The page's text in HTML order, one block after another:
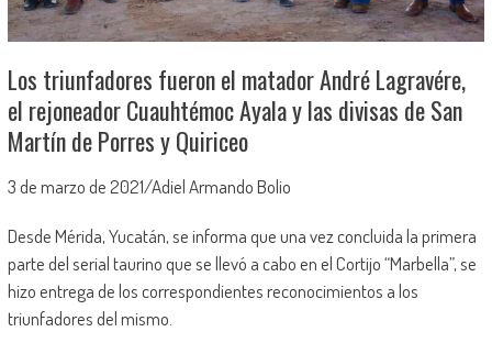
Los triunfadores fueron el matador André Lagravére,
el rejoneador Cuauhtémoc Ayala y las divisas de San
Martín de Porres y Quiriceo
3 de marzo de 2021/Adiel Armando Bolio
Desde Mérida, Yucatán, se informa que una vez concluida la primera
parte del serial taurino que se llevó a cabo en el Cortijo “Marbella”, se
hizo entrega de los correspondientes reconocimientos a los
triunfadores del mismo.